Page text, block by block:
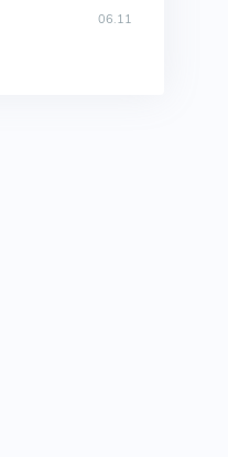
06.11